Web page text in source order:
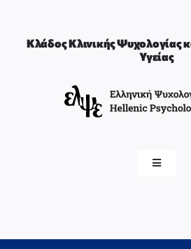
περιεχόμενοΚλάδος Κλινικής Ψυχολογίας
Υγείας
Toggle